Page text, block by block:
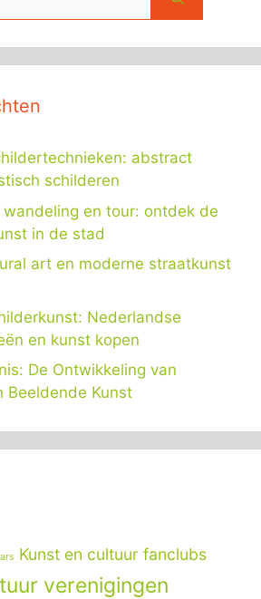
abstract
schilderen
en tour: ontdek de
in de stad
art en moderne straatkunst
Nederlandse
en kunst kopen
De Ontwikkeling van
Beeldende Kunst
Kunst en cultuur fanclubs
verenigingen